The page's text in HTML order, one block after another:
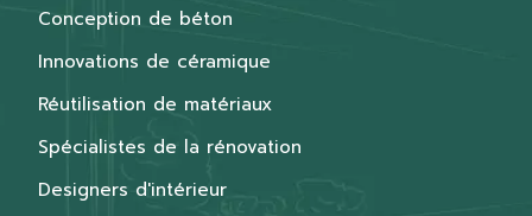
Conception de béton
Innovations de céramique
Réutilisation de matériaux
Spécialistes de la rénovation
Designers d'intérieur